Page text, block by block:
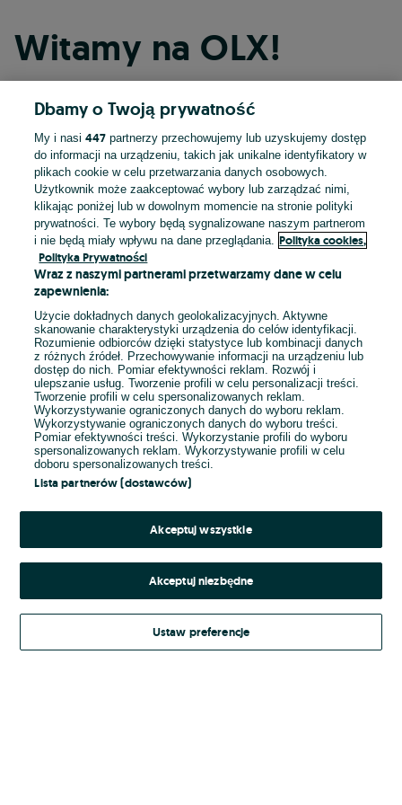
Witamy na OLX!
Kontynuuj przez Facebooka
Kontynuuj przez konto Apple
Kontynuuj przez konto Google
LUB
E-mail
Hasło
Kontynuując za pośrednictwem jednego z dostawców wskazanych powyżej,
Regulamin serwisu OLX.pl w jego aktualnym brzmieniu.
Dbamy o Twoją prywatność
My i nasi447 partnerzy przechowujemy lub uzyskujemy dostęp
do informacji na urządzeniu, takich jak unikalne identyfikatory w
plikach cookie w celu przetwarzania danych osobowych.
Użytkownik może zaakceptować wybory lub zarządzać nimi,
klikając poniżej lub w dowolnym momencie na stronie polityki
prywatności. Te wybory będą sygnalizowane naszym partnerom
i nie będą miały wpływu na dane przeglądania.
Polityka cookies,
Polityka Prywatności
Wraz z naszymi partnerami przetwarzamy dane w celu
zapewnienia:
Użycie dokładnych danych geolokalizacyjnych. Aktywne
skanowanie charakterystyki urządzenia do celów identyfikacji.
Rozumienie odbiorców dzięki statystyce lub kombinacji danych
z różnych źródeł. Przechowywanie informacji na urządzeniu lub
dostęp do nich. Pomiar efektywności reklam. Rozwój i
ulepszanie usług. Tworzenie profili w celu personalizacji treści.
Tworzenie profili w celu spersonalizowanych reklam.
Wykorzystywanie ograniczonych danych do wyboru reklam.
Wykorzystywanie ograniczonych danych do wyboru treści.
Pomiar efektywności treści. Wykorzystanie profili do wyboru
spersonalizowanych reklam. Wykorzystywanie profili w celu
doboru spersonalizowanych treści.
Lista partnerów (dostawców)
Akceptuj wszystkie
Akceptuj niezbędne
Ustaw preferencje